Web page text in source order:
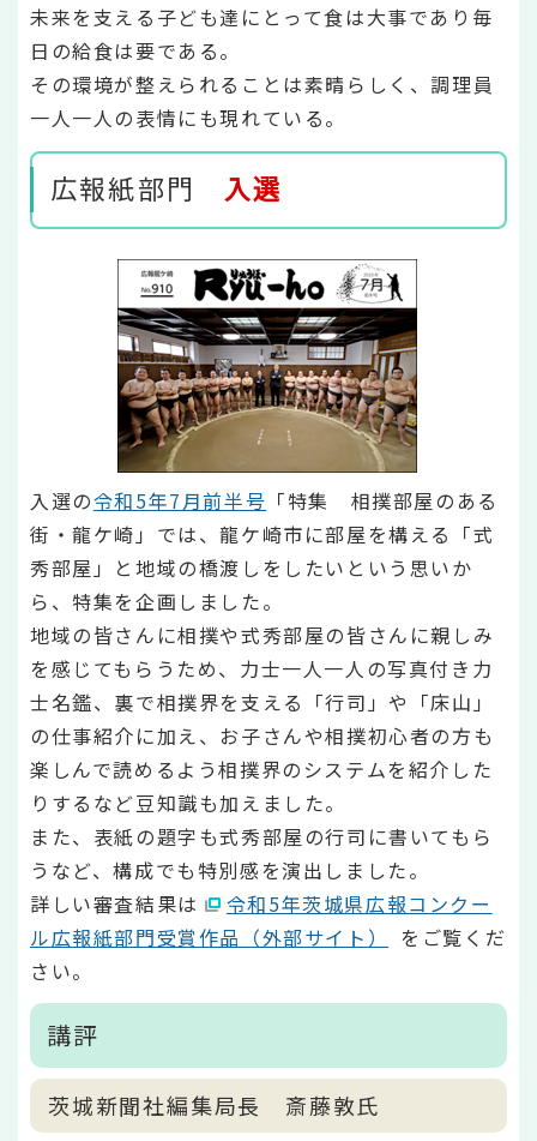
未来を支える子ども達にとって食は大事であり毎
日の給食は要である。
その環境が整えられることは素晴らしく、調理員
一人一人の表情にも現れている。
広報紙部門 入選
入選の令和5年7月前半号 「特集 相撲部屋のある
街・龍ケ崎」では、龍ケ崎市に部屋を構える「式
秀部屋」と地域の橋渡しをしたいという思いか
ら、特集を企画しました。
地域の皆さんに相撲や式秀部屋の皆さんに親しみ
を感じてもらうため、力士一人一人の写真付き力
士名鑑、裏で相撲界を支える「行司」や「床山」
の仕事紹介に加え、お子さんや相撲初心者の方も
楽しんで読めるよう相撲界のシステムを紹介した
りするなど豆知識も加えました。
また、表紙の題字も式秀部屋の行司に書いてもら
うなど、構成でも特別感を演出しました。
詳しい審査結果は
令和5年茨城県広報コンクー
ル広報紙部門受賞作品（外部サイト）
をご覧くだ
さい。
講評
茨城新聞社編集局長 斎藤敦氏